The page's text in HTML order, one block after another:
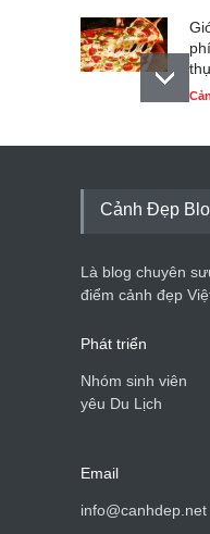
Cảnh Đẹp
Là blog chuyên
điểm cảnh đẹp
Phát triển
Nhóm sinh viên
yêu Du Lịch
Email
info@canhdep.net